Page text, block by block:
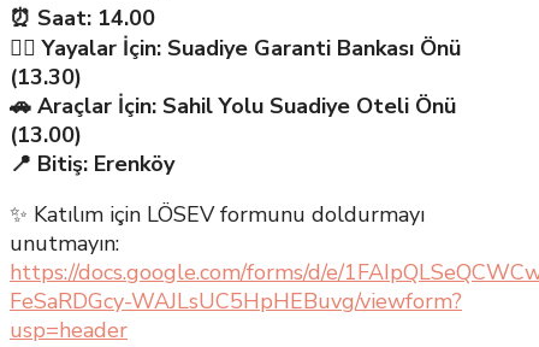
⏰ Saat: 14.00
🚶‍♀️ Yayalar İçin: Suadiye Garanti Bankası Önü
(13.30)
🚗 Araçlar İçin: Sahil Yolu Suadiye Oteli Önü
(13.00)
📍 Bitiş: Erenköy
✨ Katılım için LÖSEV formunu doldurmayı
unutmayın:
https://docs.google.com/forms/d/e/
FeSaRDGcy-WAJLsUC5HpHEBuvg/viewform?
usp=header